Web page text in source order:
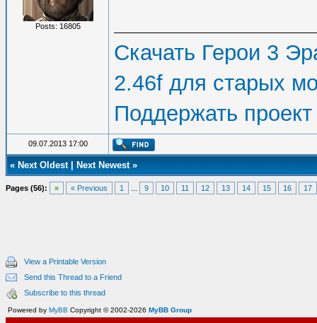
Posts: 16805
Скачать Герои 3
2.46f для старых
Поддержать проект
09.07.2013 17:00
« Next Oldest| Next Newest»
Pages (56): » « Previous 1 9 10 11 12 13 14 15 16 17
View a Printable Version
Send this Thread to a Friend
Subscribe to this thread
Powered by MyBB Copyright © 2002-2026 MyBB Group